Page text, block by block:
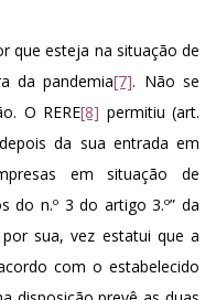
que esteja na situação de
da pandemia[7]. Não se
O RERE[8] permitiu (art.
da sua entrada em
em situação de
do n.º 3 do artigo 3.º” da
sua, vez estatui que a
com o estabelecido